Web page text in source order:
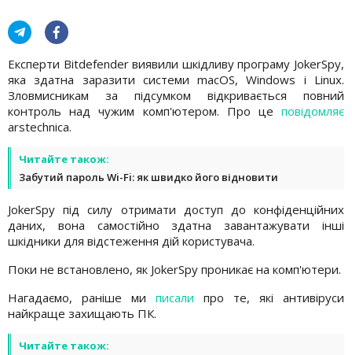
Експерти Bitdefender виявили шкідливу програму JokerSpy,
яка здатна заразити системи macOS, Windows і Linux.
Зловмисникам за підсумком відкривається повний
контроль над чужим комп'ютером. Про це повідомляє
arstechnica.
Читайте також:
Забутий пароль Wi-Fi: як швидко його відновити
JokerSpy під силу отримати доступ до конфіденційних
даних, вона самостійно здатна завантажувати інші
шкідники для відстеження дій користувача.
Поки не встановлено, як JokerSpy проникає на комп'ютери.
Нагадаємо, раніше ми писали про те, які антивіруси
найкраще захищають ПК.
Читайте також: